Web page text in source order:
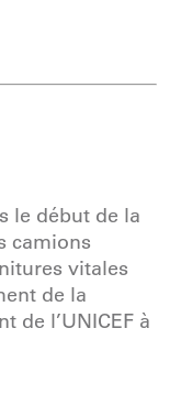
le début de la
camions
vitales
de la
de l’UNICEF à